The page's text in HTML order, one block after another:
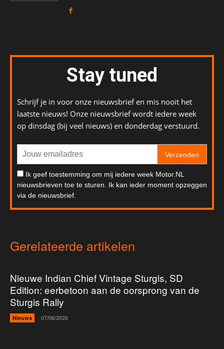
Stay tuned
Schrijf je in voor onze nieuwsbrief en mis nooit het
laatste nieuws! Onze nieuwsbrief wordt iedere week
op dinsdag (bij veel nieuws) en donderdag verstuurd.
Verzenden
Ik geef toestemming om mij iedere week Motor.NL
nieuwsbrieven toe te sturen. Ik kan ieder moment opzeggen
via de nieuwsbrief.
Gerelateerde artikelen
Nieuwe Indian Chief Vintage Sturgis, SD
Edition: eerbetoon aan de oorsprong van de
Sturgis Rally
Nieuws 07/08/2026